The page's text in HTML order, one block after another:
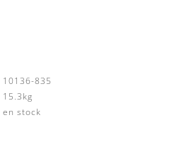
10136-835
15.3kg
en stock